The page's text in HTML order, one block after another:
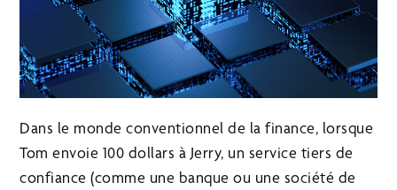
Dans le monde conventionnel de la finance, lorsque
Tom envoie 100 dollars à Jerry, un service tiers de
confiance (comme une banque ou une société de